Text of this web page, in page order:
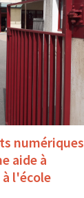
numériques
aide à
l'école